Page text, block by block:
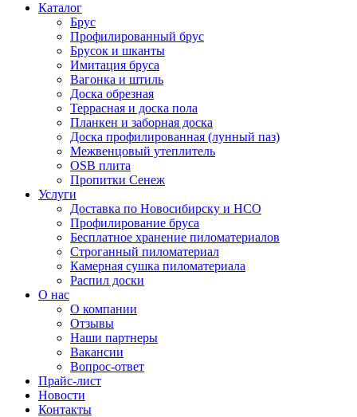
Каталог
Брус
Профилированный брус
Брусок и шканты
Имитация бруса
Вагонка и штиль
Доска обрезная
Террасная и доска пола
Планкен и заборная доска
Доска профилированная (лунный паз)
Межвенцовый утеплитель
OSB плита
Пропитки Сенеж
Услуги
Доставка по Новосибирску и НСО
Профилирование бруса
Бесплатное хранение пиломатериалов
Строганный пиломатериал
Камерная сушка пиломатериала
Распил доски
О нас
О компании
Отзывы
Наши партнеры
Вакансии
Вопрос-ответ
Прайс-лист
Новости
Контакты